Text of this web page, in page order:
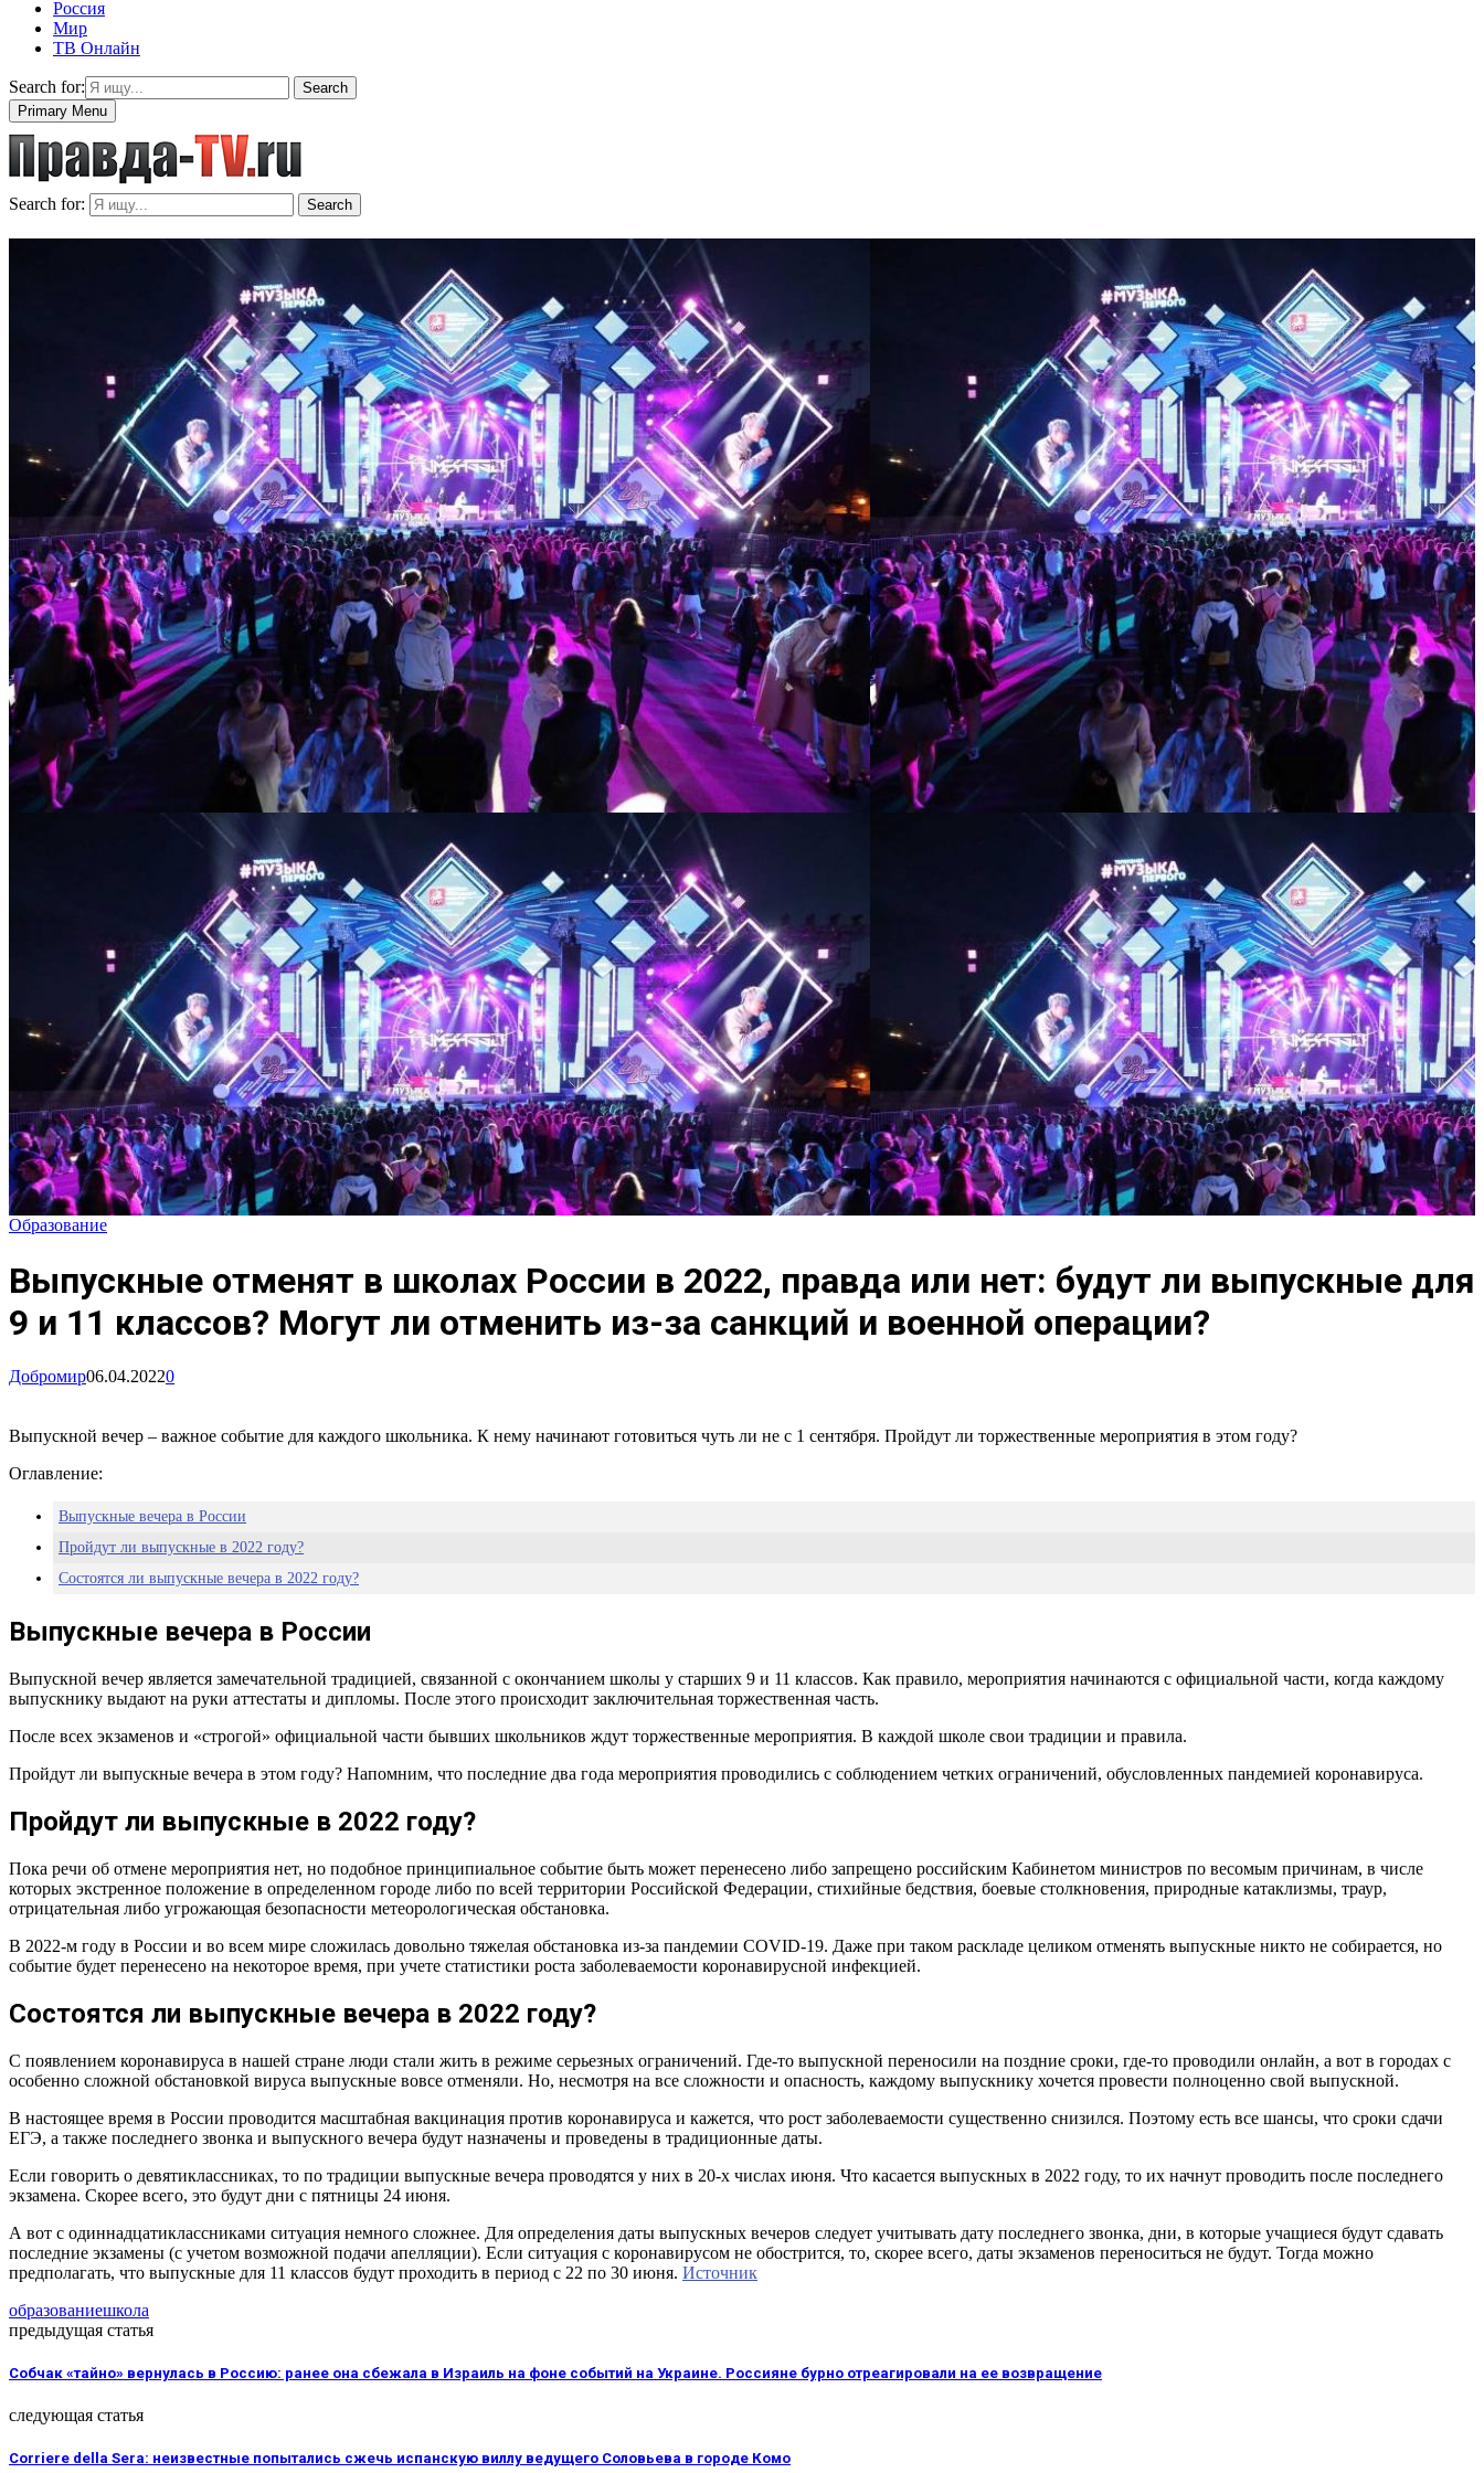
Россия
Мир
ТВ Онлайн
Search for:
Search
Primary Menu
Search for: Search
Образование
Выпускные отменят в школах России в 2022, правда или нет: будут ли выпускные для
9 и 11 классов? Могут ли отменить из-за санкций и военной операции?
Добромир06.04.20220
Выпускной вечер – важное событие для каждого школьника. К нему начинают готовиться чуть ли не с 1 сентября. Пройдут ли торжественные мероприятия в этом году?
Оглавление:
Выпускные вечера в России
Пройдут ли выпускные в 2022 году?
Состоятся ли выпускные вечера в 2022 году?
Выпускные вечера в России
Выпускной вечер является замечательной традицией, связанной с окончанием школы у старших 9 и 11 классов. Как правило, мероприятия начинаются с официальной части, когда каждому
выпускнику выдают на руки аттестаты и дипломы. После этого происходит заключительная торжественная часть.
После всех экзаменов и «строгой» официальной части бывших школьников ждут торжественные мероприятия. В каждой школе свои традиции и правила.
Пройдут ли выпускные вечера в этом году? Напомним, что последние два года мероприятия проводились с соблюдением четких ограничений, обусловленных пандемией коронавируса.
Пройдут ли выпускные в 2022 году?
Пока речи об отмене мероприятия нет, но подобное принципиальное событие быть может перенесено либо запрещено российским Кабинетом министров по весомым причинам, в числе
которых экстренное положение в определенном городе либо по всей территории Российской Федерации, стихийные бедствия, боевые столкновения, природные катаклизмы, траур,
отрицательная либо угрожающая безопасности метеорологическая обстановка.
В 2022-м году в России и во всем мире сложилась довольно тяжелая обстановка из-за пандемии COVID-19. Даже при таком раскладе целиком отменять выпускные никто не собирается, но
событие будет перенесено на некоторое время, при учете статистики роста заболеваемости коронавирусной инфекцией.
Состоятся ли выпускные вечера в 2022 году?
С появлением коронавируса в нашей стране люди стали жить в режиме серьезных ограничений. Где-то выпускной переносили на поздние сроки, где-то проводили онлайн, а вот в городах с
особенно сложной обстановкой вируса выпускные вовсе отменяли. Но, несмотря на все сложности и опасность, каждому выпускнику хочется провести полноценно свой выпускной.
В настоящее время в России проводится масштабная вакцинация против коронавируса и кажется, что рост заболеваемости существенно снизился. Поэтому есть все шансы, что сроки сдачи
ЕГЭ, а также последнего звонка и выпускного вечера будут назначены и проведены в традиционные даты.
Если говорить о девятиклассниках, то по традиции выпускные вечера проводятся у них в 20-х числах июня. Что касается выпускных в 2022 году, то их начнут проводить после последнего
экзамена. Скорее всего, это будут дни с пятницы 24 июня.
А вот с одиннадцатиклассниками ситуация немного сложнее. Для определения даты выпускных вечеров следует учитывать дату последнего звонка, дни, в которые учащиеся будут сдавать
последние экзамены (с учетом возможной подачи апелляции). Если ситуация с коронавирусом не обострится, то, скорее всего, даты экзаменов переноситься не будут. Тогда можно
предполагать, что выпускные для 11 классов будут проходить в период с 22 по 30 июня. Источник
образованиешкола
предыдущая статья
Собчак «тайно» вернулась в Россию: ранее она сбежала в Израиль на фоне событий на Украине. Россияне бурно отреагировали на ее возвращение
следующая статья
Corriere della Sera: неизвестные попытались сжечь испанскую виллу ведущего Соловьева в городе Комо